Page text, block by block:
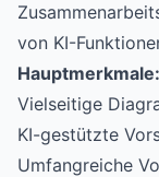
von KI-
Hauptmerkmale:
Vielseitige
KI-gestützte
Umfangreiche